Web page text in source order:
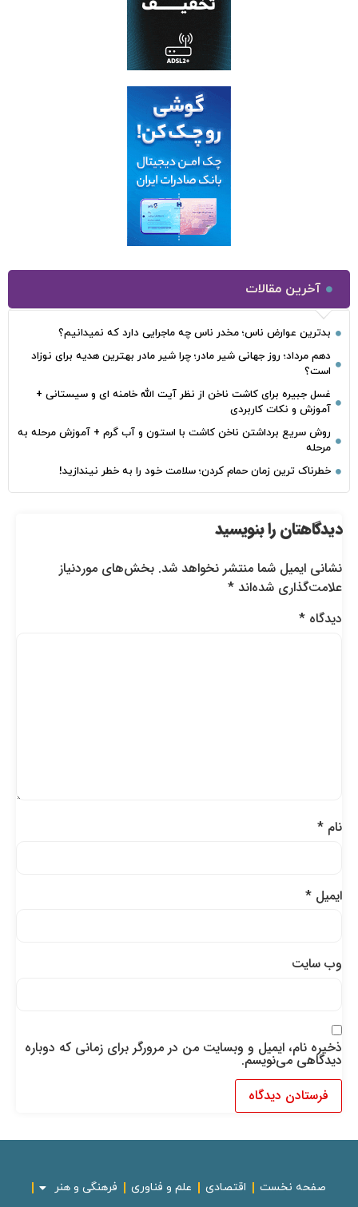
آخرین مقالات
بدترین عوارض ناس؛ مخدر ناس چه ماجرایی دارد که نمیدانیم؟
دهم مرداد؛ روز جهانی شیر مادر؛ چرا شیر مادر بهترین هدیه برای نوزاد
است؟
غسل جبیره برای کاشت ناخن از نظر آیت الله خامنه ای و سیستانی +
آموزش و نکات کاربردی
روش سریع برداشتن ناخن کاشت با استون و آب گرم + آموزش مرحله به
مرحله
خطرناک‌ ترین زمان‌ حمام کردن؛ سلامت خود را به خطر نیندازید!
دیدگاهتان را بنویسید
نشانی ایمیل شما منتشر نخواهد شد. بخش‌های موردنیاز
علامت‌گذاری شده‌اند*
دیدگاه*
نام*
ایمیل*
وب‌ سایت
ذخیره نام، ایمیل و وبسایت من در مرورگر برای زمانی که دوباره
دیدگاهی می‌نویسم.
صفحه نخست اقتصادی علم و فناوری فرهنگی و هنر